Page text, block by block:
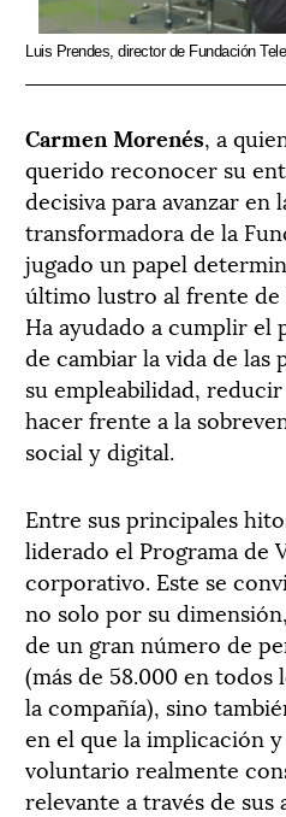
Luis Prendes, director de Fundación
Carmen Morenés, a
querido reconocer su
decisiva para avanzar en
transformadora de la
jugado un papel
último lustro al frente de
Ha ayudado a cumplir el
de cambiar la vida de las
su empleabilidad, reducir
hacer frente a la
social y digital.
Entre sus principales
liderado el Programa de
corporativo. Este se
no solo por su
de un gran número de
(más de 58.000 en todos
la compañía), sino
en el que la implicación
voluntario realmente
relevante a través de sus